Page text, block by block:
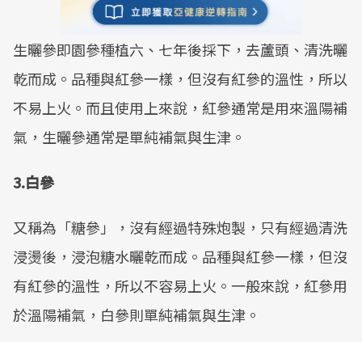
生曬參即園參種植六、七年後採下，去蘆頭、清洗曬
乾而成。品種與紅參一樣，但沒有紅參的溫性，所以
不易上火。而且使用上來說，紅參通常是用來溫陽補
氣，生曬參通常是單純補氣與生津。
3.白參
又稱為「糖參」，沒有經過特殊炮製，只有經過清洗
浸燙後，浸泡糖水曬乾而成。品種與紅參一樣，但沒
有紅參的溫性，所以不容易上火。一般來說，紅參用
於溫陽補氣，白參則單純補氣與生津。